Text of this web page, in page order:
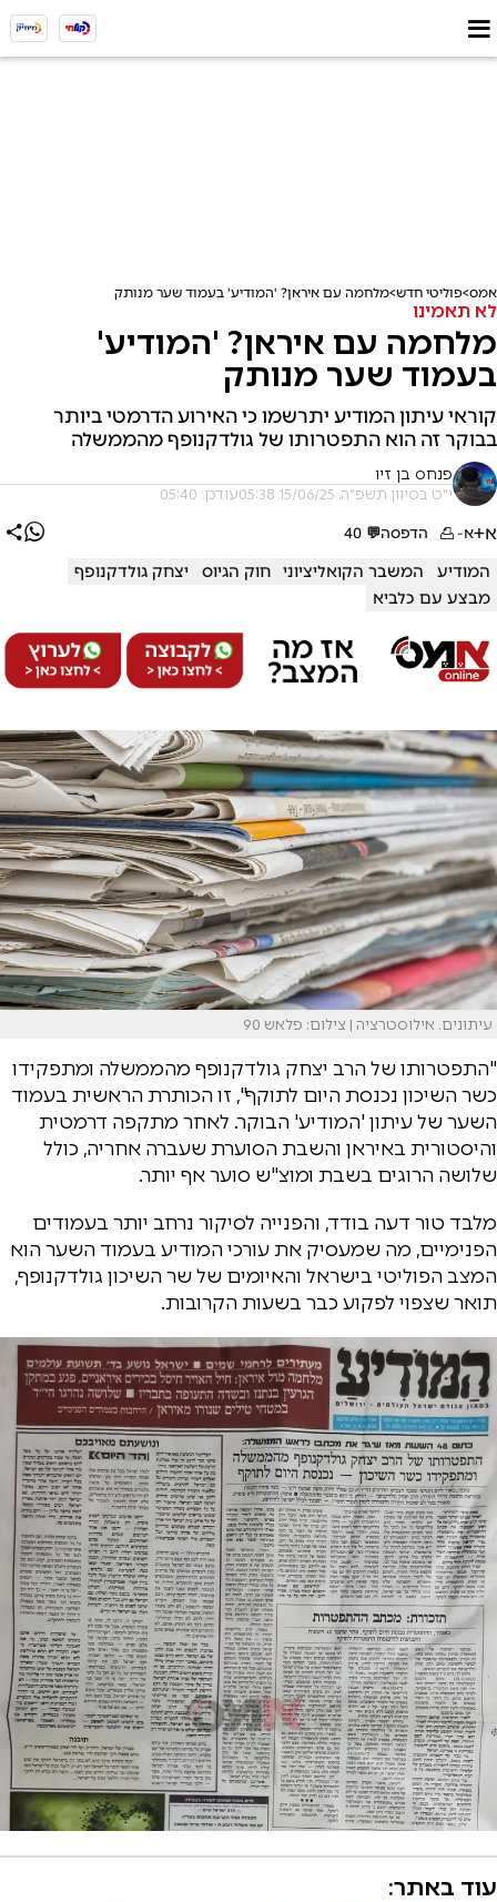
אמס פוליטי חדש מלחמה עם איראן? 'המודיע' בעמוד שער מנותק
לא תאמינו
מלחמה עם איראן? 'המודיע'
בעמוד שער מנותק
קוראי עיתון המודיע יתרשמו כי האירוע הדרמטי ביותר
בבוקר זה הוא התפטרותו של גולדקנופף מהממשלה
פנחס בן זיו
י"ט בסיוון תשפ"ה, 15/06/25 05:38 עודכן: 05:40
א+א- הדפסה💬
40
המודיע המשבר הקואליציוני חוק הגיוס
יצחק גולדקנופף
מבצע עם כלביא
עיתונים. אילוסטרציה | צילום: פלאש 90
"התפטרותו של הרב יצחק גולדקנופף מהממשלה ומתפקידו
כשר השיכון נכנסת היום לתוקף", זו הכותרת הראשית בעמוד
השער של עיתון 'המודיע' הבוקר. לאחר מתקפה דרמטית
והיסטורית באיראן והשבת הסוערת שעברה אחריה, כולל
שלושה הרוגים בשבת ומוצ"ש סוער אף יותר.
מלבד טור דעה בודד, והפנייה לסיקור נרחב יותר בעמודים
הפנימיים, מה שמעסיק את עורכי המודיע בעמוד השער הוא
המצב הפוליטי בישראל והאיומים של שר השיכון גולדקנופף,
תואר שצפוי לפקוע כבר בשעות הקרובות.
עוד באתר: